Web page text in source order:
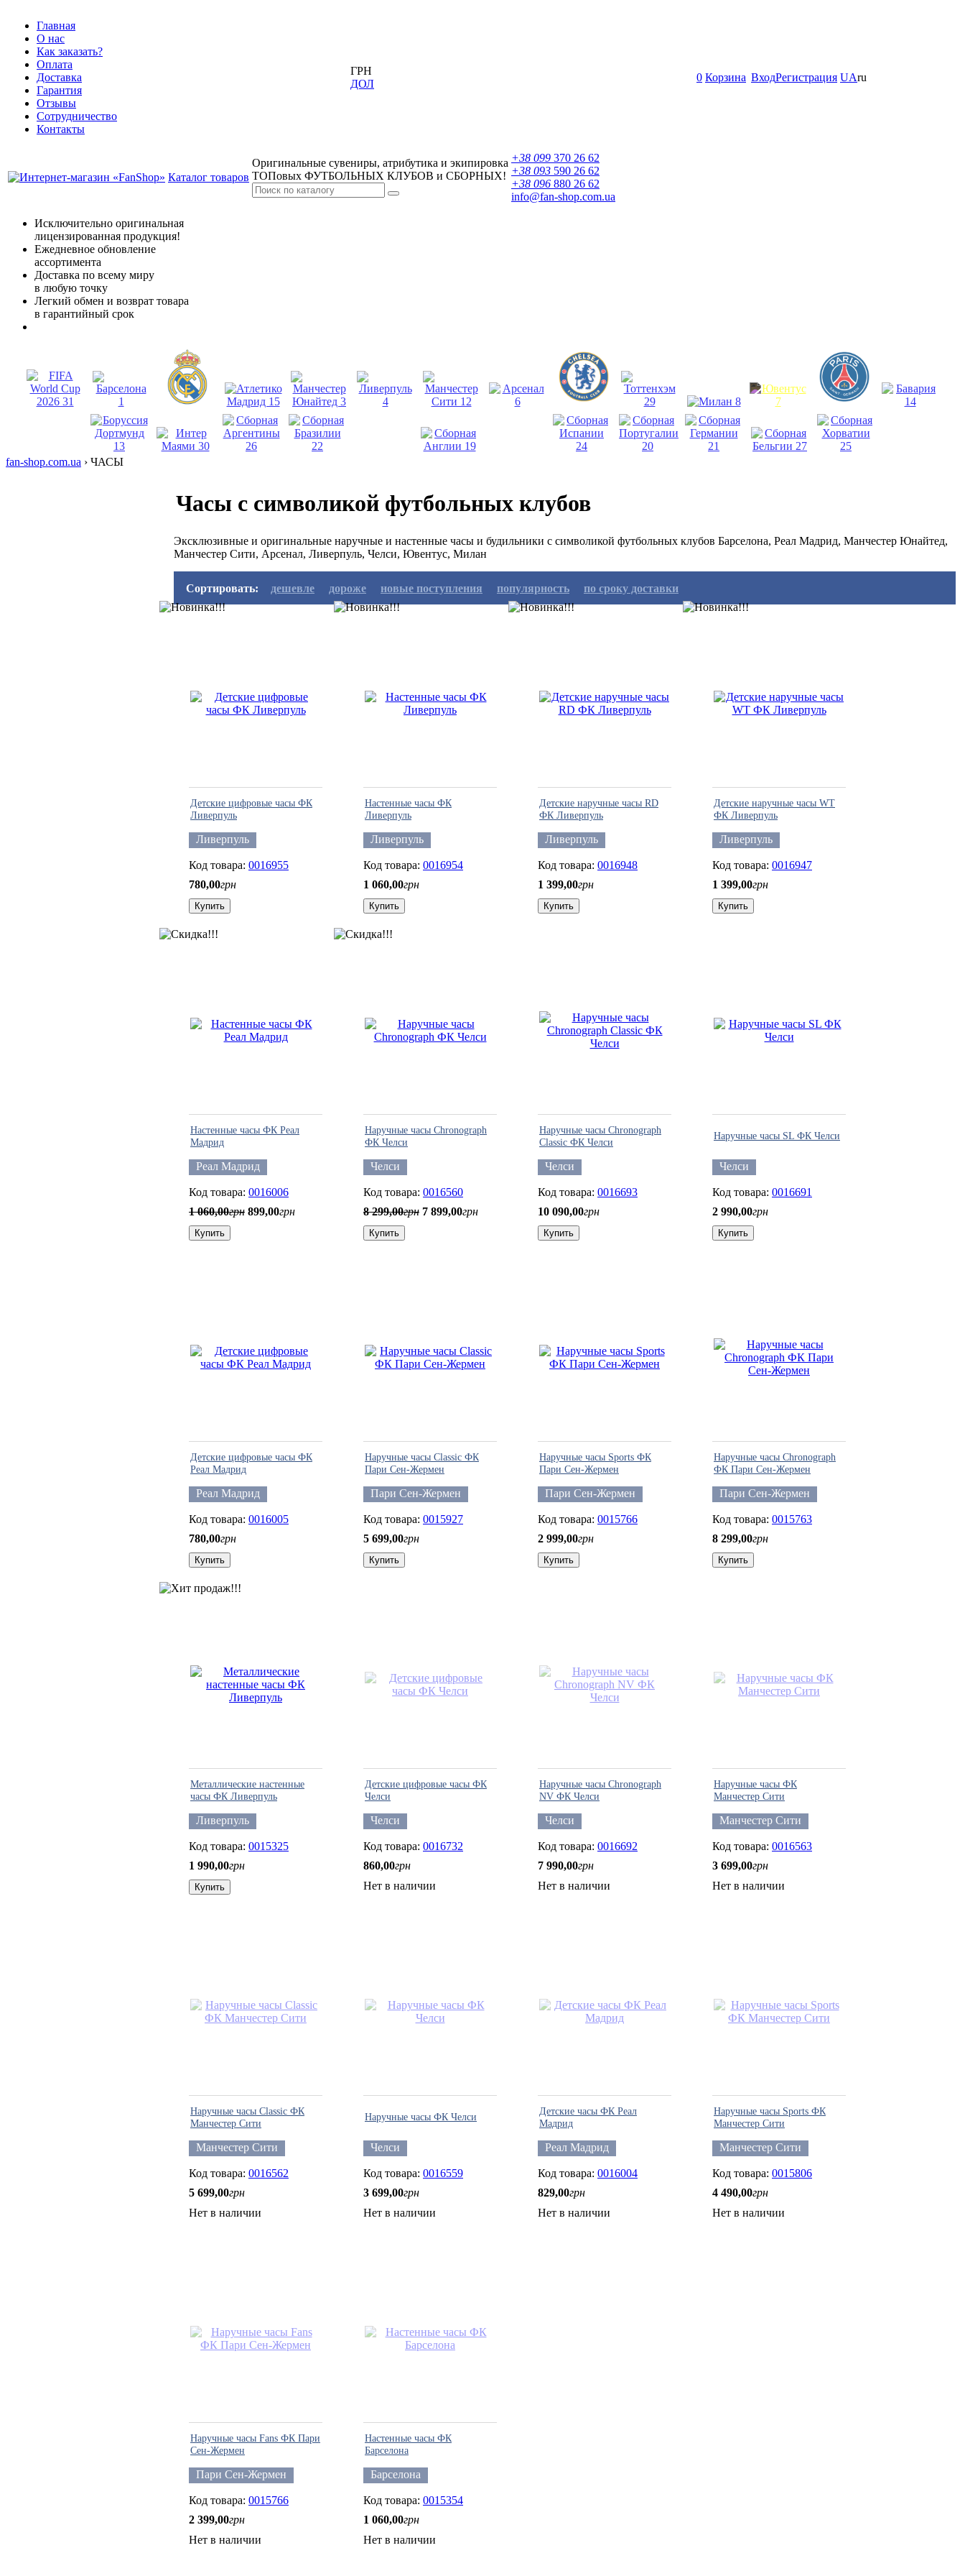
Главная
О нас
Как заказать?
Оплата
Доставка
Гарантия
Отзывы
Сотрудничество
Контакты
ГРН
ДОЛ
0 Корзина ВходРегистрация UAru
Каталог товаров
Оригинальные сувениры, атрибутика и экипировка
ТОПовых ФУТБОЛЬНЫХ КЛУБОВ и СБОРНЫХ!
+38 099 370 26 62
+38 093 590 26 62
+38 096 880 26 62
info@fan-shop.com.ua
Исключительно оригинальная
лицензированная продукция!
Ежедневное обновление
ассортимента
Доставка по всему миру
в любую точку
Легкий обмен и возврат товара
в гарантийный срок
fan-shop.com.ua › ЧАСЫ
Часы с символикой футбольных клубов
Эксклюзивные и оригинальные наручные и настенные часы и будильники с символикой футбольных клубов Барселона, Реал Мадрид, Манчестер Юнайтед,
Манчестер Сити, Арсенал, Ливерпуль, Челси, Ювентус, Милан
Сортировать: дешевле дороже новые поступления популярность по сроку доставки
Детские цифровые часы ФК
Ливерпуль
Ливерпуль
0016955
780,00грн
Купить
Настенные часы ФК
Ливерпуль
Ливерпуль
0016954
1 060,00грн
Купить
Детские наручные часы RD
ФК Ливерпуль
Ливерпуль
0016948
1 399,00грн
Купить
Детские наручные часы WT
ФК Ливерпуль
Ливерпуль
0016947
1 399,00грн
Купить
Настенные часы ФК Реал
Мадрид
Реал Мадрид
0016006
1 060,00грн 899,00грн
Купить
Наручные часы Chronograph
ФК Челси
Челси
0016560
8 299,00грн 7 899,00грн
Купить
Наручные часы Chronograph
Classic ФК Челси
Челси
0016693
10 090,00грн
Купить
Наручные часы SL ФК Челси
Челси
0016691
2 990,00грн
Купить
Детские цифровые часы ФК
Реал Мадрид
Реал Мадрид
0016005
780,00грн
Купить
Наручные часы Classic ФК
Пари Сен-Жермен
Пари Сен-Жермен
0015927
5 699,00грн
Купить
Наручные часы Sports ФК
Пари Сен-Жермен
Пари Сен-Жермен
0015766
2 999,00грн
Купить
Наручные часы Chronograph
ФК Пари Сен-Жермен
Пари Сен-Жермен
0015763
8 299,00грн
Купить
Металлические настенные
часы ФК Ливерпуль
Ливерпуль
0015325
1 990,00грн
Купить
Детские цифровые часы ФК
Челси
Челси
0016732
860,00грн
Нет в наличии
Наручные часы Chronograph
NV ФК Челси
Челси
0016692
7 990,00грн
Нет в наличии
Наручные часы ФК
Манчестер Сити
Манчестер Сити
0016563
3 699,00грн
Нет в наличии
Наручные часы Classic ФК
Манчестер Сити
Манчестер Сити
0016562
5 699,00грн
Нет в наличии
Наручные часы ФК Челси
Челси
0016559
3 699,00грн
Нет в наличии
Детские часы ФК Реал
Мадрид
Реал Мадрид
0016004
829,00грн
Нет в наличии
Наручные часы Sports ФК
Манчестер Сити
Манчестер Сити
0015806
4 490,00грн
Нет в наличии
Наручные часы Fans ФК Пари
Сен-Жермен
Пари Сен-Жермен
0015766
2 399,00грн
Нет в наличии
Настенные часы ФК
Барселона
Барселона
0015354
1 060,00грн
Нет в наличии